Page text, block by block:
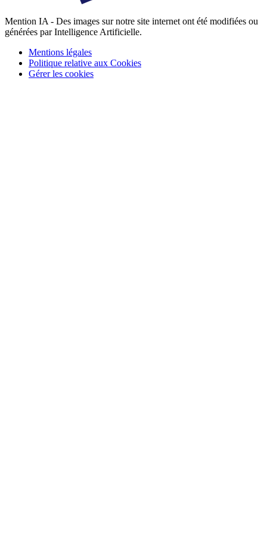
Mention IA - Des images sur notre site internet ont été modifiées ou
générées par Intelligence Artificielle.
Mentions légales
Politique relative aux Cookies
Gérer les cookies